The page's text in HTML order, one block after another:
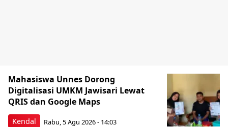
Kendal
Mahasiswa Unnes Dorong
Digitalisasi UMKM Jawisari Lewat
QRIS dan Google Maps
Rabu, 5 Agu 2026 - 14:03